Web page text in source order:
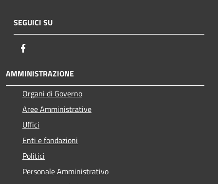
SEGUICI SU
AMMINISTRAZIONE
Organi di Governo
Aree Amministrative
Uffici
Enti e fondazioni
Politici
Personale Amministrativo